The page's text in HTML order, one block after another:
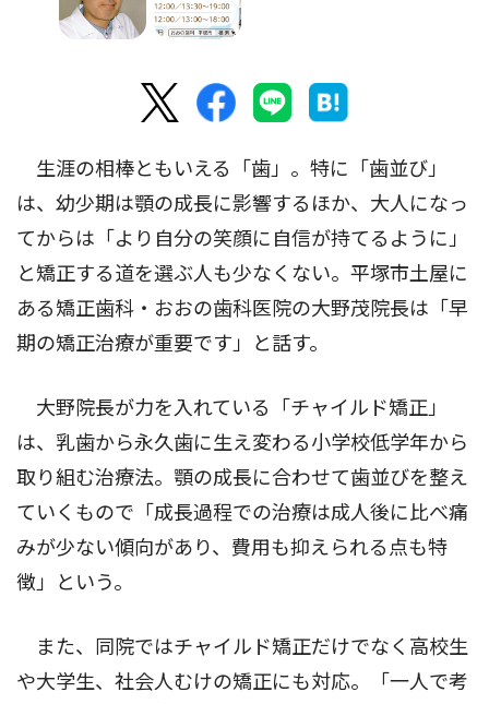
生涯の相棒ともいえる「歯」。特に「歯並び」
は、幼少期は顎の成長に影響するほか、大人になっ
てからは「より自分の笑顔に自信が持てるように」
と矯正する道を選ぶ人も少なくない。平塚市土屋に
ある矯正歯科・おおの歯科医院の大野茂院長は「早
期の矯正治療が重要です」と話す。
大野院長が力を入れている「チャイルド矯正」
は、乳歯から永久歯に生え変わる小学校低学年から
取り組む治療法。顎の成長に合わせて歯並びを整え
ていくもので「成長過程での治療は成人後に比べ痛
みが少ない傾向があり、費用も抑えられる点も特
徴」という。
また、同院ではチャイルド矯正だけでなく高校生
や大学生、社会人むけの矯正にも対応。「一人で考